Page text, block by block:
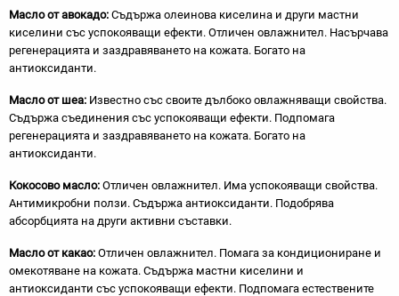
Масло от авокадо: Съдържа олеинова киселина и други мастни
киселини със успокояващи ефекти. Отличен овлажнител. Насърчава
регенерацията и заздравяването на кожата. Богато на
антиоксиданти.
Масло от шеа: Известно със своите дълбоко овлажняващи свойства.
Съдържа съединения със успокояващи ефекти. Подпомага
регенерацията и заздравяването на кожата. Богато на
антиоксиданти.
Кокосово масло: Отличен овлажнител. Има успокояващи свойства.
Антимикробни ползи. Съдържа антиоксиданти. Подобрява
абсорбцията на други активни съставки.
Масло от какао: Отличен овлажнител. Помага за кондициониране и
омекотяване на кожата. Съдържа мастни киселини и
антиоксиданти със успокояващи ефекти. Подпомага естествените